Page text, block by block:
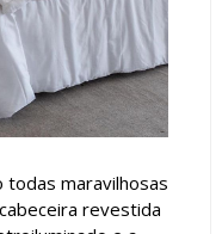
maravilhosas
revestida